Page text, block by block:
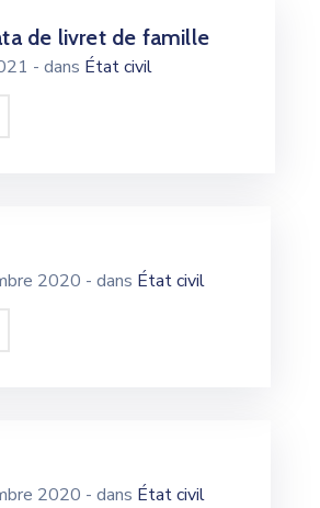
de livret de famille
- dans État civil
2020 - dans État civil
2020 - dans État civil